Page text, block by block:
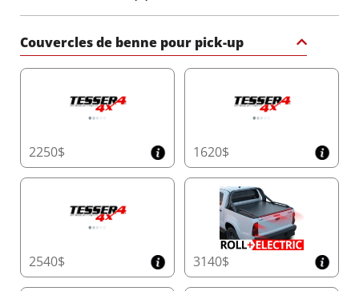
Transformez votre camion avec le roll bar sport noir
mat de Tessera4x4 – une déclaration de force, de
sécurité et de sophistication pour votre 4x4.
Couvercles de benne pour pick-up
2250$ 1620$
2540$ 3140$